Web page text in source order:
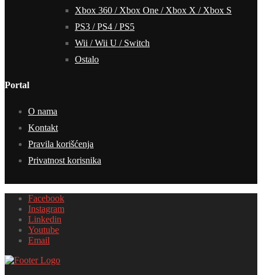
Xbox 360 / Xbox One / Xbox X / Xbox S
PS3 / PS4 / PS5
Wii / Wii U / Switch
Ostalo
Portal
O nama
Kontakt
Pravila korišćenja
Privatnost korisnika
Facebook
Instagram
Linkedin
Youtube
Email